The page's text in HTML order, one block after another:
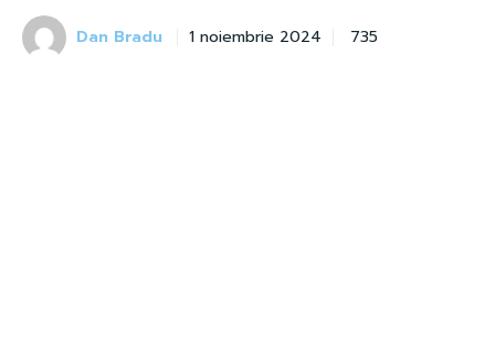
Dan Bradu 1 noiembrie 2024 735